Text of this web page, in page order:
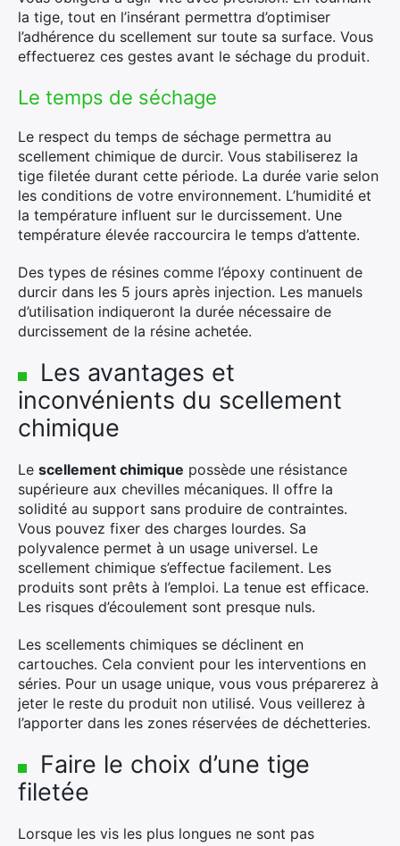
la tige, tout en l’insérant permettra d’optimiser
l’adhérence du scellement sur toute sa surface. Vous
effectuerez ces gestes avant le séchage du produit.
Le temps de séchage
Le respect du temps de séchage permettra au
scellement chimique de durcir. Vous stabiliserez la
tige filetée durant cette période. La durée varie selon
les conditions de votre environnement. L’humidité et
la température influent sur le durcissement. Une
température élevée raccourcira le temps d’attente.
Des types de résines comme l’époxy continuent de
durcir dans les 5 jours après injection. Les manuels
d’utilisation indiqueront la durée nécessaire de
durcissement de la résine achetée.
Les avantages et
inconvénients du scellement
chimique
Le scellement chimique possède une résistance
supérieure aux chevilles mécaniques. Il offre la
solidité au support sans produire de contraintes.
Vous pouvez fixer des charges lourdes. Sa
polyvalence permet à un usage universel. Le
scellement chimique s’effectue facilement. Les
produits sont prêts à l’emploi. La tenue est efficace.
Les risques d’écoulement sont presque nuls.
Les scellements chimiques se déclinent en
cartouches. Cela convient pour les interventions en
séries. Pour un usage unique, vous vous préparerez à
jeter le reste du produit non utilisé. Vous veillerez à
l’apporter dans les zones réservées de déchetteries.
Faire le choix d’une tige
filetée
Lorsque les vis les plus longues ne sont pas